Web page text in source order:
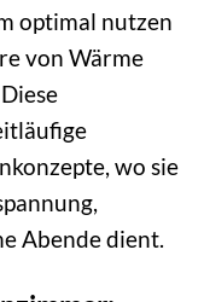
optimal nutzen
von Wärme
wo sie
Abende dient.